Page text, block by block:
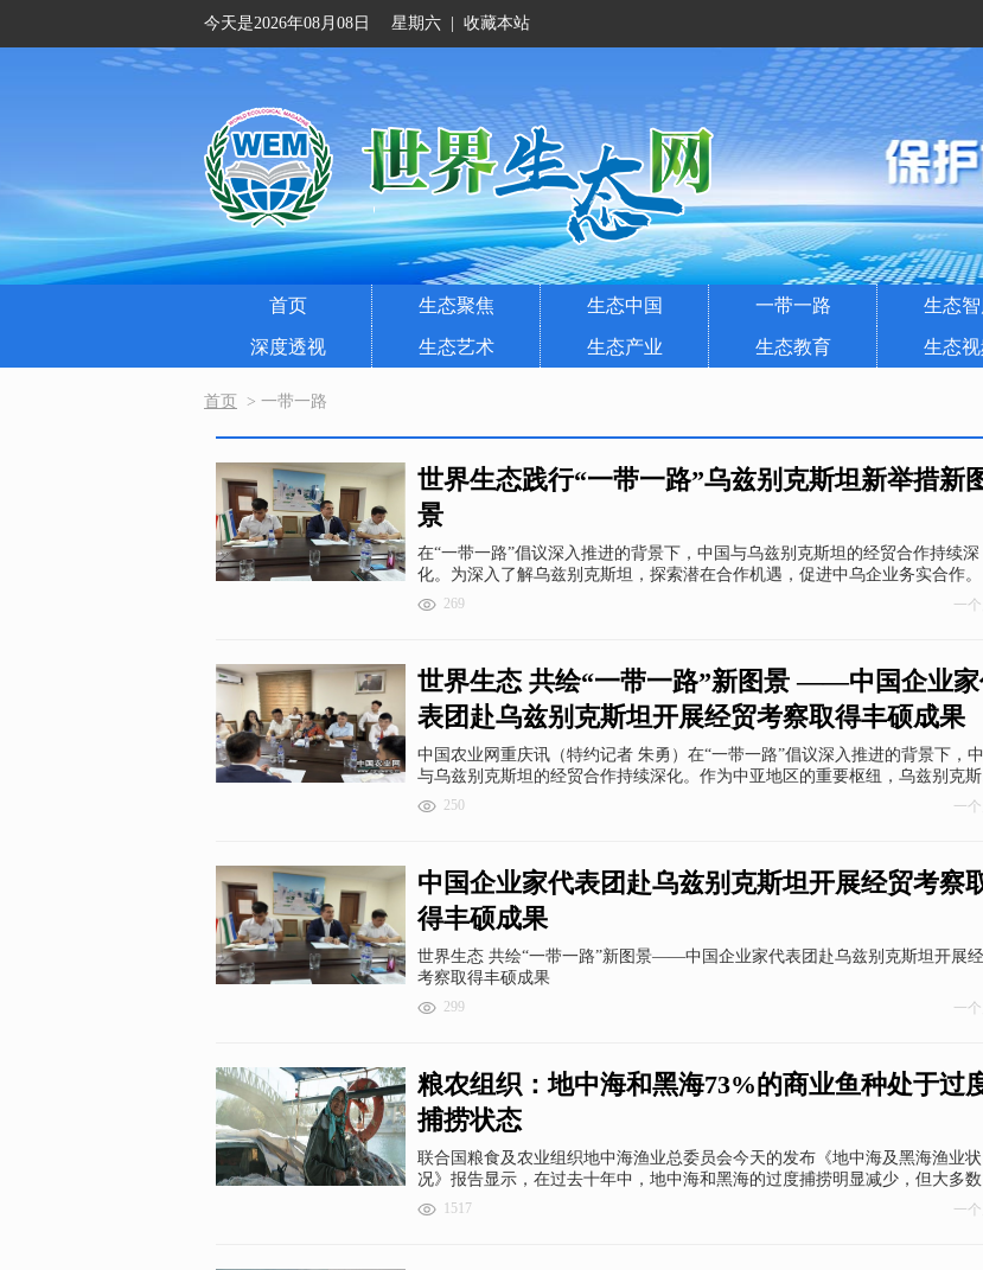
今天是2026年08月08日 星期六 收藏本站
首页 生态聚焦 生态中国 一带一路 生态
深度透视 生态艺术 生态产业 生态教育 生态
首页 > 一带一路
世界生态践行“一带一路”乌兹别克斯坦新举措新
景
在“一带一路”倡议深入推进的背景下，中国与乌兹别克斯坦的经贸合作持续深
化。为深入了解乌兹别克斯坦，探索潜在合作机遇，促进中乌企业务实合作。
269 一
世界生态 共绘“一带一路”新图景 ——中国企业
表团赴乌兹别克斯坦开展经贸考察取得丰硕成果
中国农业网重庆讯（特约记者 朱勇）在“一带一路”倡议深入推进的背景下，
与乌兹别克斯坦的经贸合作持续深化。作为中亚地区的重要枢纽，乌兹别克
积极参与“一带一路”建设，与中国在政治互信、经贸往来、多边协作等领域取
市政府、帕斯特达尔戈姆区政府、乌兹别克斯坦国家经济议会、乌兹别克斯坦
国企业投资促进局
250 一
中国企业家代表团赴乌兹别克斯坦开展经贸考察
得丰硕成果
世界生态 共绘“一带一路”新图景——中国企业家代表团赴乌兹别克斯坦开展
考察取得丰硕成果
299 一
粮农组织：地中海和黑海73%的商业鱼种处于过
捕捞状态
联合国粮食及农业组织地中海渔业总委员会今天的发布《地中海及黑海渔业状
况》报告显示，在过去十年中，地中海和黑海的过度捕捞明显减少，但大多
业鱼种开发水平还远未达到可持续标准。
1517 一